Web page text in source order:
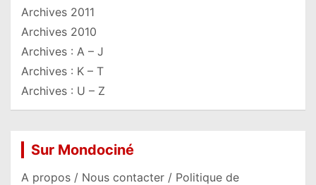
Archives 2011
Archives 2010
Archives : A – J
Archives : K – T
Archives : U – Z
Sur Mondociné
A propos / Nous contacter / Politique de